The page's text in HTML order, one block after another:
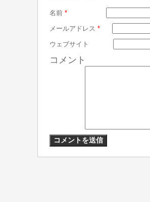
名前 *
メールアドレス *
ウェブサイト
コメント